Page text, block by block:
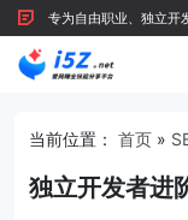
专为自由职业、独立开
们
当前位置： 首页 »
独立开发者进